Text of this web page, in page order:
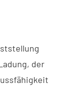
der